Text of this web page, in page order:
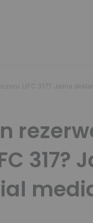
UFC 317? Jasna
317?